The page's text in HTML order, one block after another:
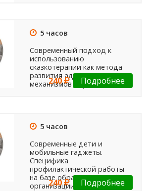
5 часов
Современный подход к
использованию
сказкотерапии как метода
развития адаптационных
механизмов обучающихся
240 Подробнее
5 часов
Современные дети и
мобильные гаджеты.
Специфика
профилактической работы
на базе образовательной
организации
240 Подробнее